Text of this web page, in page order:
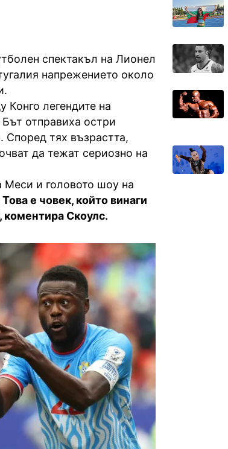
спектакъл на Лионел
напрежението около
Конго легендите на
отправиха остри
Според тях възрастта,
да тежат сериозно на
Меси и головото шоу на
е човек, който винаги
коментира Скоулс.